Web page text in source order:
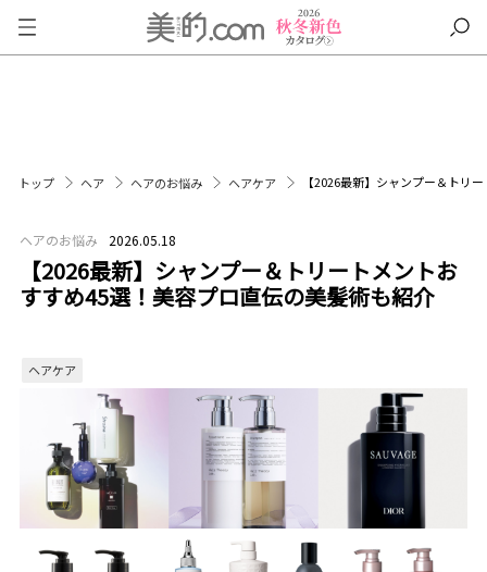
トップ ヘア ヘアのお悩み ヘアケア 【2026最新】シャンプー＆トリ
ヘアのお悩み 2026.05.18
【2026最新】シャンプー＆トリートメントお
すすめ45選！美容プロ直伝の美髪術も紹介
ヘアケア